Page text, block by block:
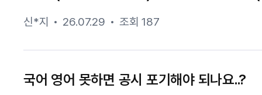
신*지 26.07.29 조회 187
국어 영어 못하면 공시 포기해야 되나요..?